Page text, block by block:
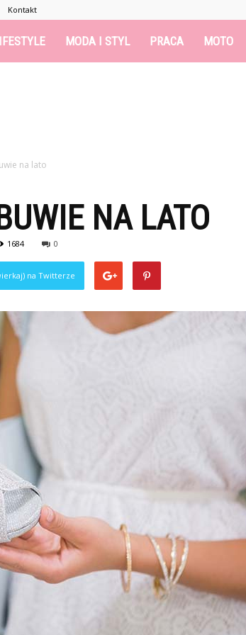
Kontakt
MODA I STYL PRACA MOTO
na lato
NA LATO
1684 0
na Twitterze